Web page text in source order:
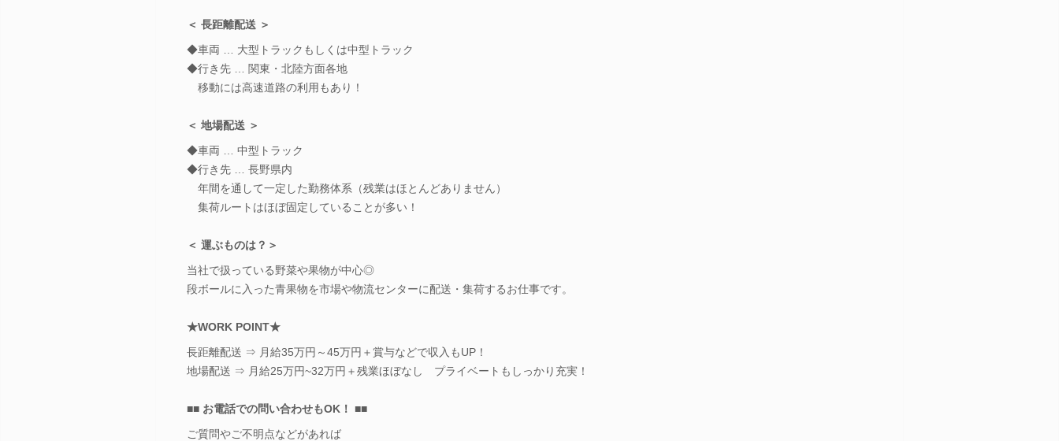
＜ 長距離配送 ＞
◆車両 … 大型トラックもしくは中型トラック
◆行き先 … 関東・北陸方面各地
移動には高速道路の利用もあり！
＜ 地場配送 ＞
◆車両 … 中型トラック
◆行き先 … 長野県内
年間を通して一定した勤務体系（残業はほとんどありません）
集荷ルートはほぼ固定していることが多い！
＜ 運ぶものは？＞
当社で扱っている野菜や果物が中心◎
段ボールに入った青果物を市場や物流センターに配送・集荷するお仕事です。
★WORK POINT★
長距離配送 ⇒ 月給35万円～45万円＋賞与などで収入もUP！
地場配送 ⇒ 月給25万円~32万円＋残業ほぼなし プライベートもしっかり充実！
■■ お電話での問い合わせもOK！ ■■
ご質問やご不明点などがあれば